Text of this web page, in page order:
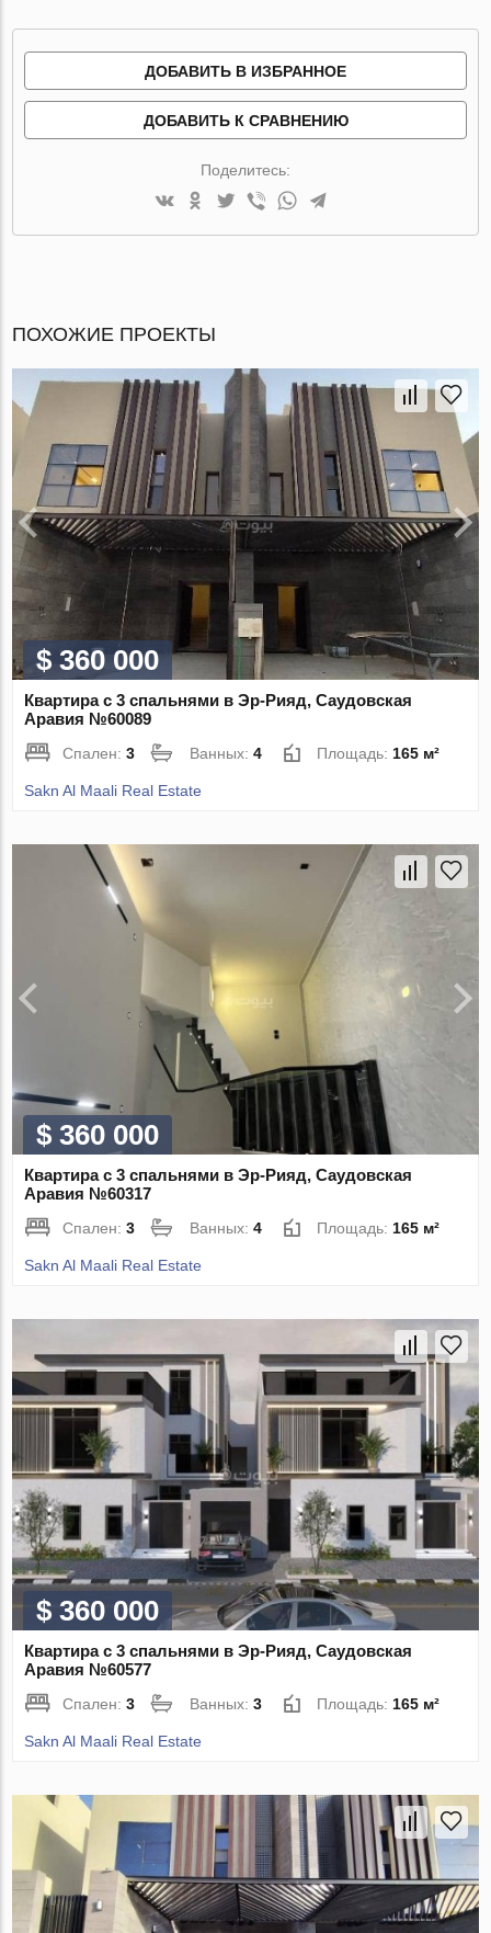
ДОБАВИТЬ В ИЗБРАННОЕ
ДОБАВИТЬ К СРАВНЕНИЮ
Поделитесь:
ПОХОЖИЕ ПРОЕКТЫ
$ 360 000
Квартира с 3 спальнями в Эр-Рияд, Саудовская
Аравия №60089
Спален:3 Ванных:4 Площадь: 165 м²
Sakn Al Maali Real Estate
$ 360 000
Квартира с 3 спальнями в Эр-Рияд, Саудовская
Аравия №60317
Спален:3 Ванных:4 Площадь:165 м²
Sakn Al Maali Real Estate
$ 360 000
Квартира с 3 спальнями в Эр-Рияд, Саудовская
Аравия №60577
Спален:3 Ванных:3 Площадь: 165 м²
Sakn Al Maali Real Estate